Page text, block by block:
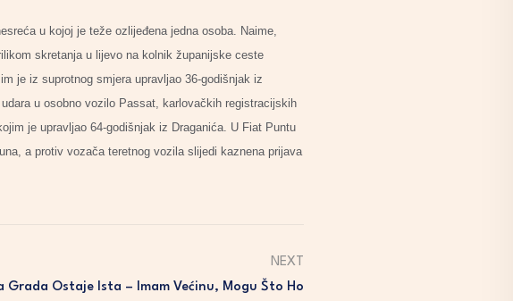
u kojoj je teže ozlijeđena jedna osoba. Naime,
skretanja u lijevo na kolnik županijske ceste
je iz suprotnog smjera upravljao 36-godišnjak iz
u osobno vozilo Passat, karlovačkih registracijskih
je upravljao 64-godišnjak iz Draganića. U Fiat Puntu
a protiv vozača teretnog vozila slijedi kaznena prijava
NEXT
Grada Ostaje Ista – Imam Većinu, Mogu Što Ho